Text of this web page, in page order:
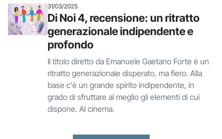
31/03/2025
Di Noi 4, recensione: un ritratto
generazionale indipendente e
profondo
Il titolo diretto da Emanuele Gaetano Forte è un
ritratto generazionale disperato, ma fiero. Alla
base c'è un grande spirito indipendente, in
grado di sfruttare al meglio gli elementi di cui
dispone. Al cinema.